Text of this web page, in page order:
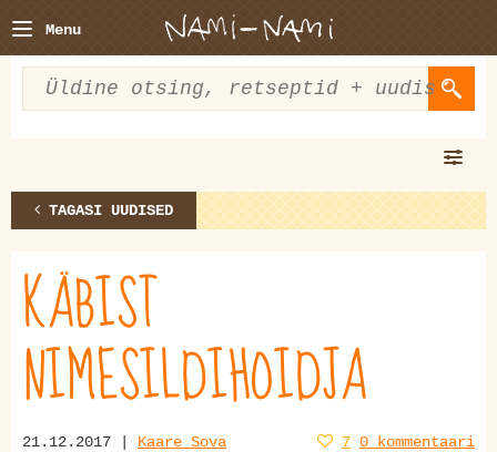
Menu
TAGASI UUDISED
KÄBIST
NIMESILDIHOIDJA
21.12.2017 | Kaare Sova 7 0 kommentaari